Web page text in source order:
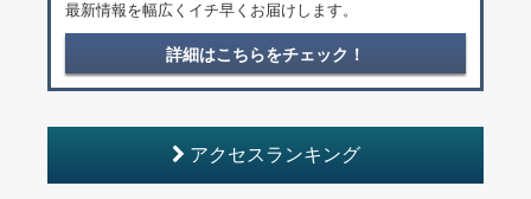
最新情報を幅広くイチ早くお届けします。
詳細はこちらをチェック！
アクセスランキング